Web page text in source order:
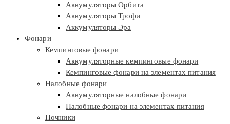
Аккумуляторы Орбита
Аккумуляторы Трофи
Аккумуляторы Эра
Фонари
Кемпинговые фонари
Аккумуляторные кемпинговые фонари
Кемпинговые фонари на элементах питания
Налобные фонари
Аккумуляторные налобные фонари
Налобные фонари на элементах питания
Ночники